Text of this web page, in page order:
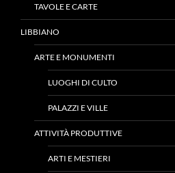
TAVOLE E CARTE
LIBBIANO
ARTE E MONUMENTI
LUOGHI DI CULTO
PALAZZI E VILLE
ATTIVITÀ PRODUTTIVE
ARTI E MESTIERI